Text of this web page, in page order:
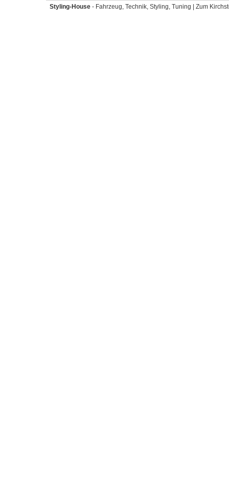
Styling-House - Fahrzeug, Technik, Styling, Tuning | Zum